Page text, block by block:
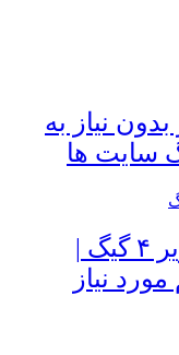
نیاز به
سایت ها
۱۰ بازی پیشنهادی برای رم زیر ۴ گیگ |
نیاز